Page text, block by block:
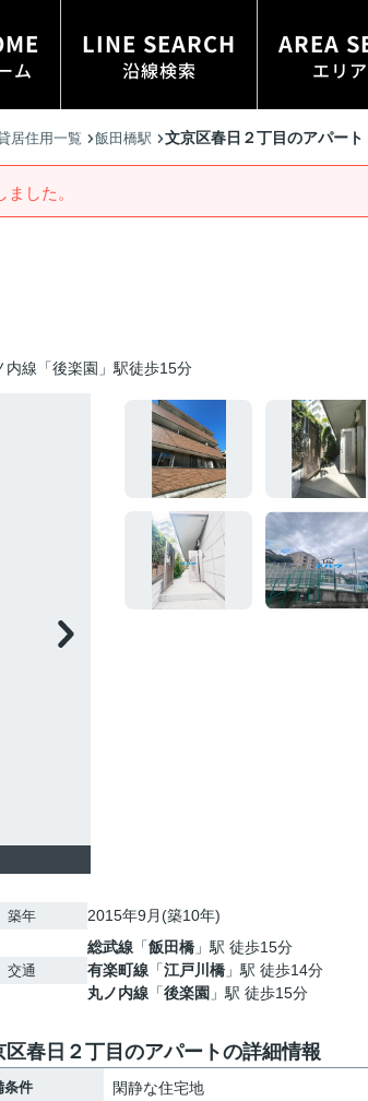
ム
LINE SEARCH
沿線検索
AREA
エリ
居住用一覧 飯田橋駅 文京区春日２丁目のアパート
した。
内線「後楽園」駅徒歩15分
築年 2015年9月(築10年)
交通
総武線 「飯田橋 」駅 徒歩15分
有楽町線 「江戸川橋 」駅 徒歩14分
丸ノ内線 「後楽園 」駅 徒歩15分
区春日２丁目のアパートの詳細情報
条件
閑静な住宅地